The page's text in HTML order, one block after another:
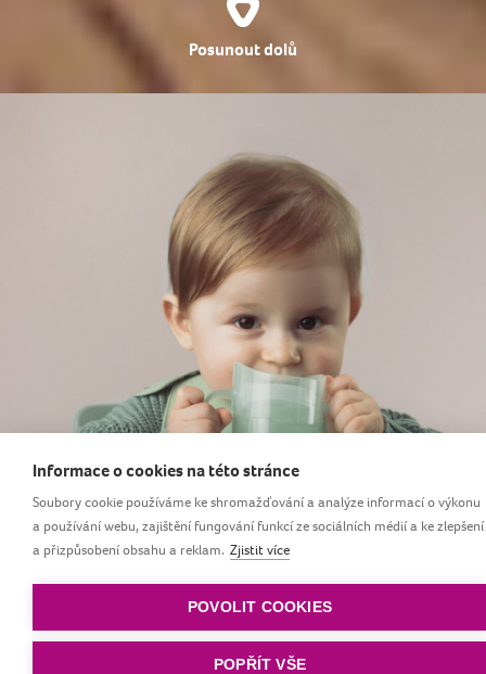
Posunout dolů
Tréninkový hrneček
Genius
Informace o cookies na této stránce
Soubory cookie používáme ke shromažďování a analýze informací o výkonu
a používání webu, zajištění fungování funkcí ze sociálních médií a ke zlepšení
a přizpůsobení obsahu a reklam. Zjistit více
POVOLIT COOKIES
POPŘÍT VŠE